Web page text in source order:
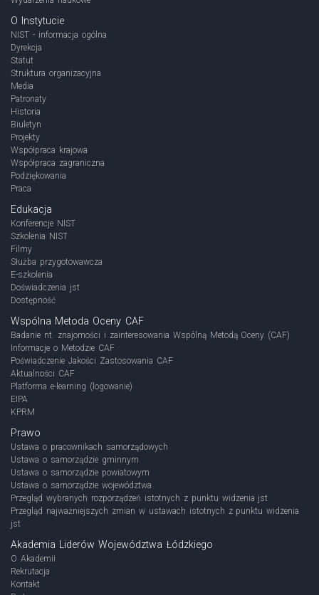
O Instytucie
NIST - informacja ogólna
Dyrekcja
Statut
Struktura organizacyjna
Media
Patronaty
Historia
Biuletyn
Projekty
Współpraca krajowa
Współpraca zagraniczna
Podziękowania
Praca
Edukacja
Konferencje NIST
Szkolenia NIST
Filmy
Służba przygotowawcza
E-szkolenia
Doświadczenia jst
Dostępność
Wspólna Metoda Oceny CAF
Badanie nt. znajomości i zainteresowania Wspólną Metodą Oceny (CAF)
Informacje o Metodzie CAF
Poświadczenie Jakości Zastosowania CAF
Aktualności CAF
Platforma e-learning (logowanie)
EIPA
KPRM
Prawo
Ustawa o pracownikach samorządowych
Ustawa o samorządzie gminnym
Ustawa o samorządzie powiatowym
Ustawa o samorządzie województwa
Przegląd wybranych rozporządzeń istotnych z punktu widzenia jst
Przegląd najważniejszych zmian w ustawach istotnych z punktu widzenia
jst
Akademia Liderów Województwa Łódzkiego
O Akademii
Rekrutacja
Kontakt